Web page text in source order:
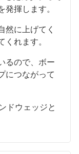
発揮します。
然に上げてく
くれます。
るので、ボー
につながって
ドウェッジと